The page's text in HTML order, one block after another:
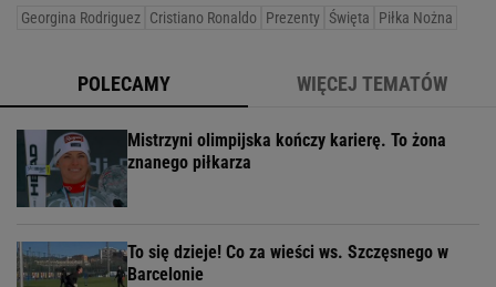
Georgina Rodriguez Cristiano Ronaldo Prezenty Święta Piłka Nożna
POLECAMY WIĘCEJ TEMATÓW
Mistrzyni olimpijska kończy karierę. To żona
znanego piłkarza
To się dzieje! Co za wieści ws. Szczęsnego w
Barcelonie